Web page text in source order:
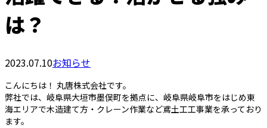
は？
2023.07.10お知らせ
こんにちは！ 丸唐株式会社です。
弊社では、岐阜県大垣市墨俣町を拠点に、岐阜県岐阜市をはじめ東
海エリアで木造建て方・クレーン作業など鳶土工工事業を承っており
ます。